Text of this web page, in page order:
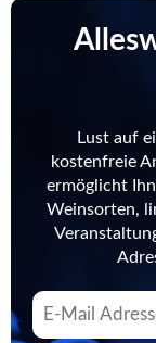
Lust auf
kostenfreie
ermöglicht
Weinsorten,